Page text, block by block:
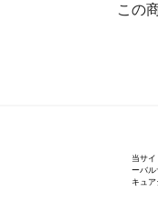
この
当サ
ーバル
キュ